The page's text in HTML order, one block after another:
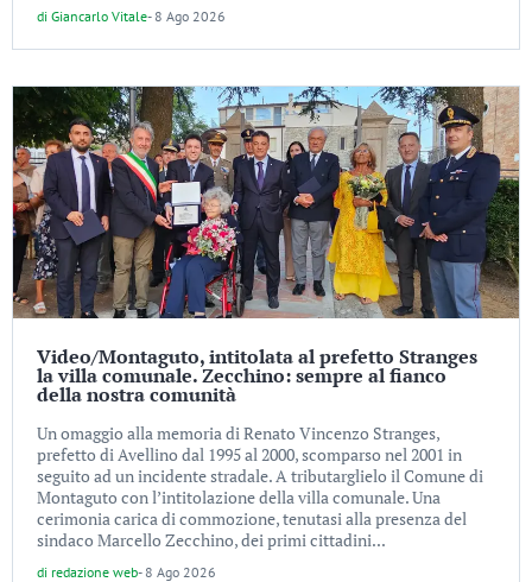
di Giancarlo Vitale- 8 Ago 2026
Video/Montaguto, intitolata al prefetto Stranges
la villa comunale. Zecchino: sempre al fianco
della nostra comunità
Un omaggio alla memoria di Renato Vincenzo Stranges,
prefetto di Avellino dal 1995 al 2000, scomparso nel 2001 in
seguito ad un incidente stradale. A tributarglielo il Comune di
Montaguto con l’intitolazione della villa comunale. Una
cerimonia carica di commozione, tenutasi alla presenza del
sindaco Marcello Zecchino, dei primi cittadini...
di redazione web- 8 Ago 2026